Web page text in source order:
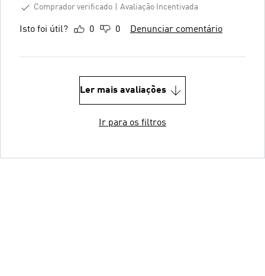
Comprador verificado
Avaliação Incentivada
Isto foi útil? 0 0 Denunciar comentário
Ler mais avaliações
Ir para os filtros